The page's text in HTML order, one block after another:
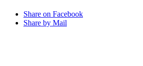
Share on Facebook
Share by Mail